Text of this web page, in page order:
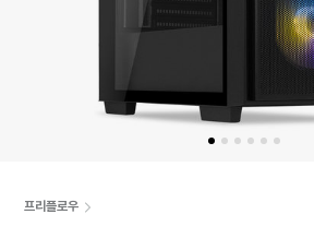
프리플로우